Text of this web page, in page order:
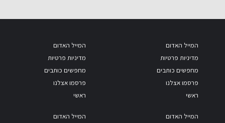
המייל האדום
מדיניות פרטיות
מחפשים כותבים
פרסמו אצלנו
ראשי
המייל האדום
מדיניות פרטיות
מחפשים כותבים
פרסמו אצלנו
ראשי
המייל האדום
המייל האדום